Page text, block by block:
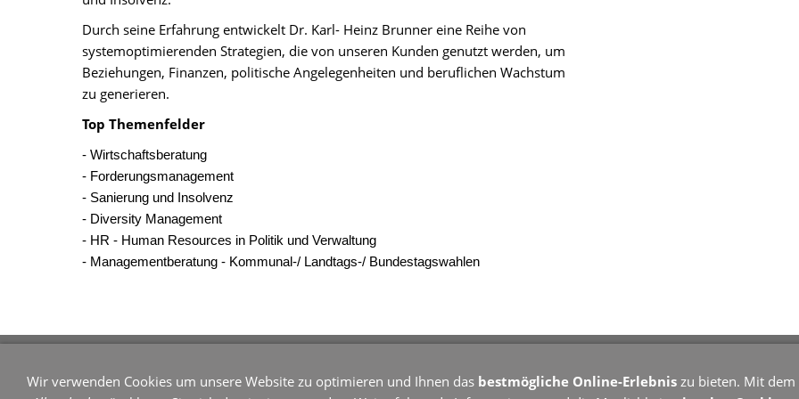
Durch seine Erfahrung entwickelt Dr. Karl- Heinz Brunner eine Reihe von
systemoptimierenden Strategien, die von unseren Kunden genutzt werden, um
Beziehungen, Finanzen, politische Angelegenheiten und beruflichen Wachstum
zu generieren.
Top Themenfelder
- Wirtschaftsberatung
- Forderungsmanagement
- Sanierung und Insolvenz
- Diversity Management
- HR - Human Resources in Politik und Verwaltung
- Managementberatung - Kommunal-/ Landtags-/ Bundestagswahlen
Dr. Nadine Nowakowski Akademie - Weißdornweg 10 - 89250 Senden - info@nowakowski-
Mobil 0172 299 98 17
Wir verwenden Cookies um unsere Website zu optimieren und Ihnen das bestmögliche Online-Erlebnis zu bieten. Mit dem